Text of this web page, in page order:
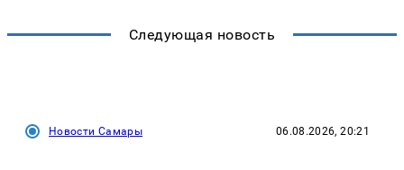
Следующая новость
Новости Самары 06.08.2026, 20:21